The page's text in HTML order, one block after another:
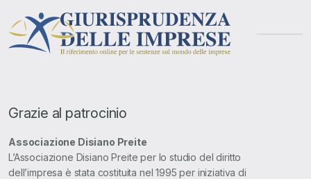
Grazie al patrocinio
Associazione Disiano Preite
L’Associazione Disiano Preite per lo studio del diritto
dell’impresa è stata costituita nel 1995 per iniziativa di